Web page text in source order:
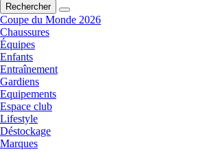
Rechercher
Coupe du Monde 2026
Chaussures
Équipes
Enfants
Entraînement
Gardiens
Equipements
Espace club
Lifestyle
Déstockage
Marques